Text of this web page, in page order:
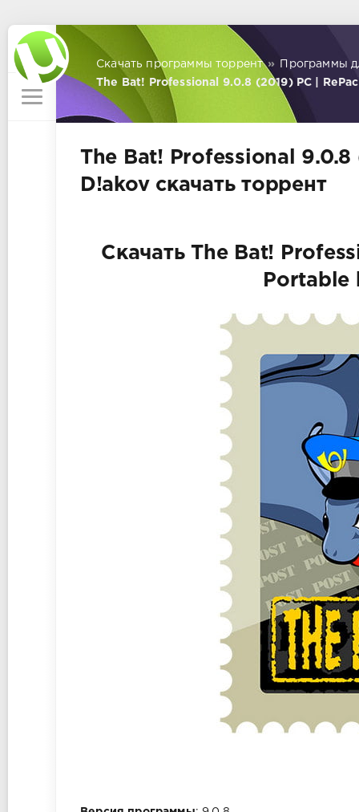
Скачать программы торрент »
Программы
The Bat! Professional 9.0.8 (2019) PC |
The Bat! Professional
D!akov скачать торрент
Скачать The Bat!
Portable